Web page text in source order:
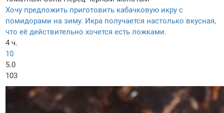
Хочу предложить приготовить кабачковую икру с
помидорами на зиму. Икра получается настолько вкусная,
что её действительно хочется есть ложками.
4 ч.
10
5.0
103